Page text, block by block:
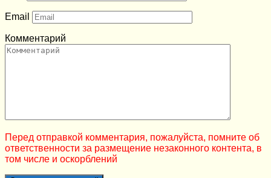
Email
Комментарий
Перед отправкой комментария, пожалуйста, помните об
ответственности за размещение незаконного контента, в
том числе и оскорблений